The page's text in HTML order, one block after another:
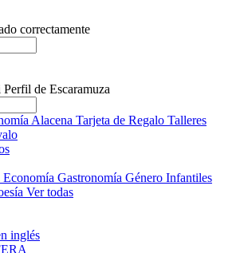
correctamente
Alacena Tarjeta de Regalo Talleres
Economía Gastronomía Género Infantiles
Ver todas
inglés